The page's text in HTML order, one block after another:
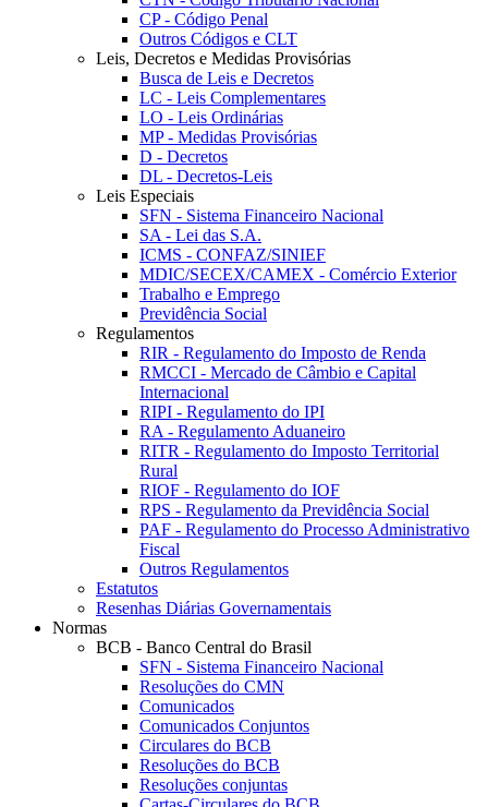
CP - Código Penal
Outros Códigos e CLT
Leis, Decretos e Medidas Provisórias
Busca de Leis e Decretos
LC - Leis Complementares
LO - Leis Ordinárias
MP - Medidas Provisórias
D - Decretos
DL - Decretos-Leis
Leis Especiais
SFN - Sistema Financeiro Nacional
SA - Lei das S.A.
ICMS - CONFAZ/SINIEF
MDIC/SECEX/CAMEX - Comércio Exterior
Trabalho e Emprego
Previdência Social
Regulamentos
RIR - Regulamento do Imposto de Renda
RMCCI - Mercado de Câmbio e Capital
Internacional
RIPI - Regulamento do IPI
RA - Regulamento Aduaneiro
RITR - Regulamento do Imposto Territorial
Rural
RIOF - Regulamento do IOF
RPS - Regulamento da Previdência Social
PAF - Regulamento do Processo Administrativo
Fiscal
Outros Regulamentos
Estatutos
Resenhas Diárias Governamentais
Normas
BCB - Banco Central do Brasil
SFN - Sistema Financeiro Nacional
Resoluções do CMN
Comunicados
Comunicados Conjuntos
Circulares do BCB
Resoluções do BCB
Resoluções conjuntas